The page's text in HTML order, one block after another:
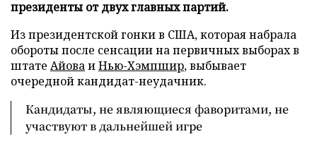
президенты от двух главных партий.
Из президентской гонки в США, которая набрала
обороты после сенсации на первичных выборах в
штате АйоваиНью-Хэмпшир, выбывает
очередной кандидат-неудачник.
Кандидаты, не являющиеся фаворитами, не
участвуют в дальнейшей игре